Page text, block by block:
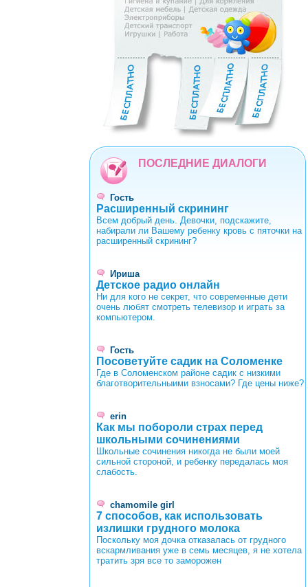
0123456789
ПОСЛЕДНИЕ ДИАЛОГИ
Гость
Расширенный скрининг
Всем добрый день. Девочки, подскажите,
набирали ли Вашему ребенку кровь с пяточки на
расширенный скрининг?
Ириша
Детское радио онлайн
Ни для кого не секрет, что современные дети
очень любят смотреть телевизор и играть за
компьютером.
Гость
Посоветуйте садик на Соломенке
Где в Соломенском районе садик с низкими
благотворительныими взносами? Где цены ниже?
erin
Как мы побороли страх перед
школьными сочинениями
Школьные сочинения никогда не были моей
сильной стороной, и ребенку передалась моя
слабость.
chamomile girl
7 способов, как использовать
излишки грудного молока
Поскольку моя дочка отказалась от грудного
вскармливания уже в семь месяцев, я не хотела
тратить зря все то заморожен